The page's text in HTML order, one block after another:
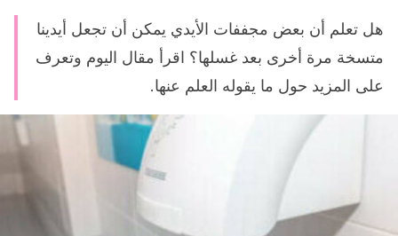
هل تعلم أن بعض مجففات الأيدي يمكن أن تجعل أيدينا
متسخة مرة أخرى بعد غسلها؟ اقرأ مقال اليوم وتعرف
على المزيد حول ما يقوله العلم عنها.